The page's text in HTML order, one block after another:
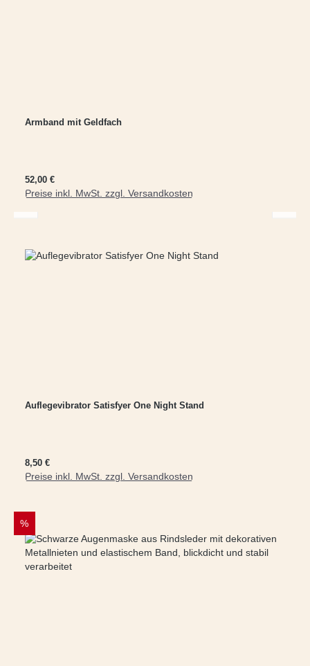
Armband mit Geldfach
Regulärer Preis:
52,00 €
Preise inkl. MwSt. zzgl. Versandkosten
Auflegevibrator Satisfyer One Night Stand
Regulärer Preis:
8,50 €
Preise inkl. MwSt. zzgl. Versandkosten
In den Warenkorb
RABATT
%